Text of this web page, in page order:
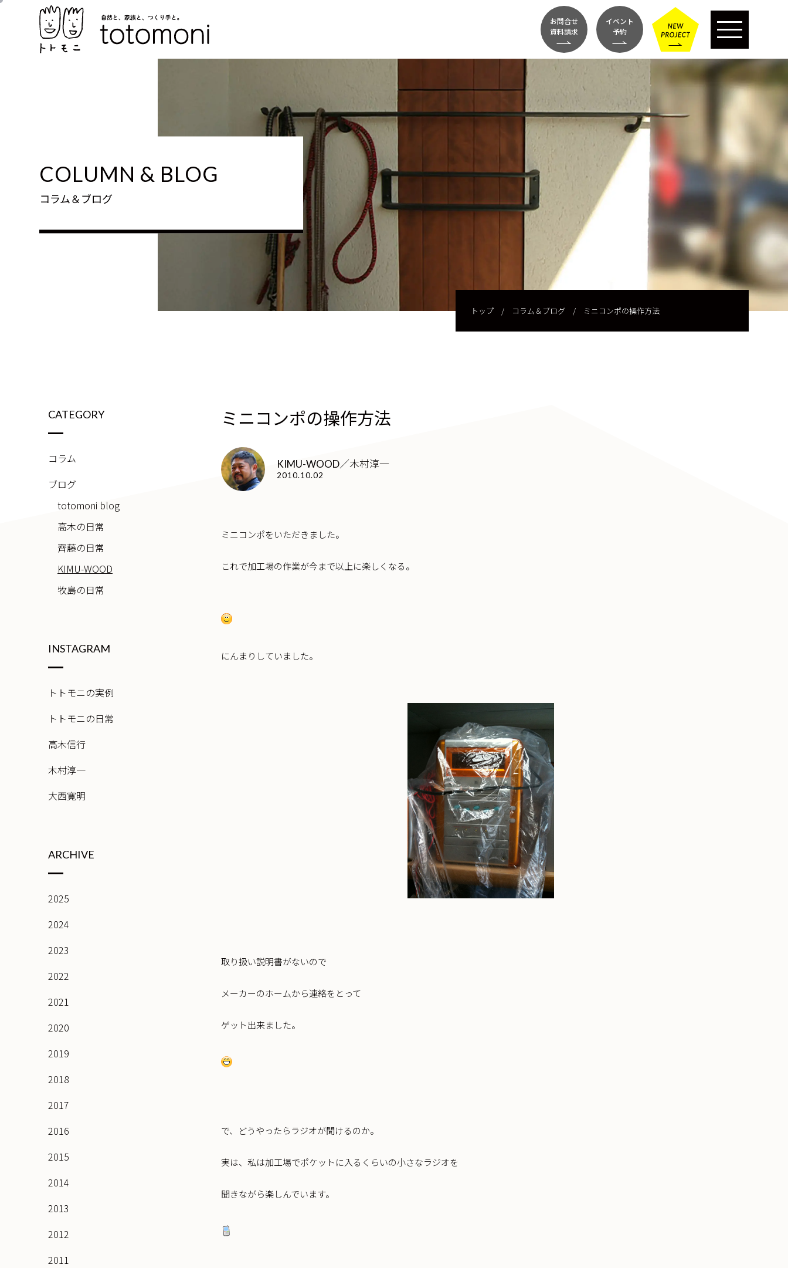
お問合せ
資料請求
イベント
予約
COLUMN & BLOG
コラム＆ブログ
トップ/ コラム＆ブログ / ミニコンポの操作方法
ミニコンポの操作方法
KIMU-WOOD／木村淳一
2010.10.02
ミニコンポをいただきました。
これで加工場の作業が今まで以上に楽しくなる。
にんまりしていました。
取り扱い説明書がないので
メーカーのホームから連絡をとって
ゲット出来ました。
で、どうやったらラジオが聞けるのか。
実は、私は加工場でポケットに入るくらいの小さなラジオを
聞きながら楽しんでいます。
CATEGORY
コラム
ブログ
totomoni blog
高木の日常
齊藤の日常
KIMU-WOOD
牧島の日常
INSTAGRAM
トトモニの実例
トトモニの日常
高木信行
木村淳一
大西寛明
ARCHIVE
2025
2024
2023
2022
2021
2020
2019
2018
2017
2016
2015
2014
2013
2012
2011